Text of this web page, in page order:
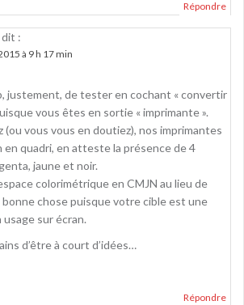
Répondre
dit :
à 9 h 17 min
justement, de tester en cochant « convertir
vous êtes en sortie « imprimante ».
(ou vous vous en doutiez), nos imprimantes
quadri, en atteste la présence de 4
jaune et noir.
colorimétrique en CMJN au lieu de
bonne chose puisque votre cible est une
sur écran.
d’être à court d’idées…
Répondre